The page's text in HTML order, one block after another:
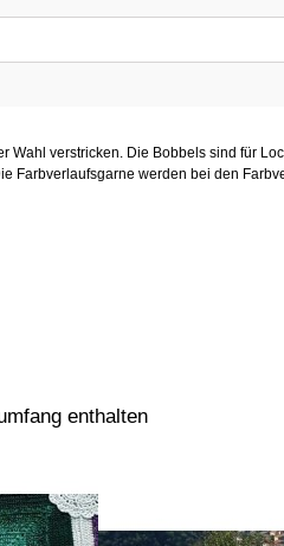
Wahl verstricken. Die Bobbels sind für
Farbverlaufsgarne werden bei den
enthalten